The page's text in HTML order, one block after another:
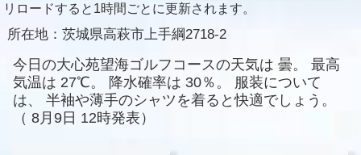
リロードすると1時間ごとに更新されます。
所在地： 茨城県高萩市上手綱2718-2
今日の大心苑望海ゴルフコースの天気は 曇。
最高
気温は 27℃。 降水確率は 30％。
服装について
は、
半袖や薄手のシャツを着ると快適でしょう。
（ 8月9日 12時発表）